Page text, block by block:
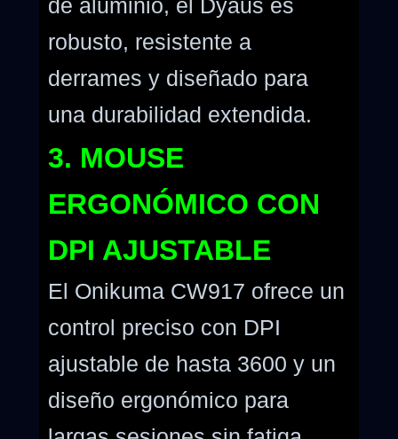
de aluminio, el Dyaus es
robusto, resistente a
derrames y diseñado para
una durabilidad extendida.
3. MOUSE
ERGONÓMICO CON
DPI AJUSTABLE
El Onikuma CW917 ofrece un
control preciso con DPI
ajustable de hasta 3600 y un
diseño ergonómico para